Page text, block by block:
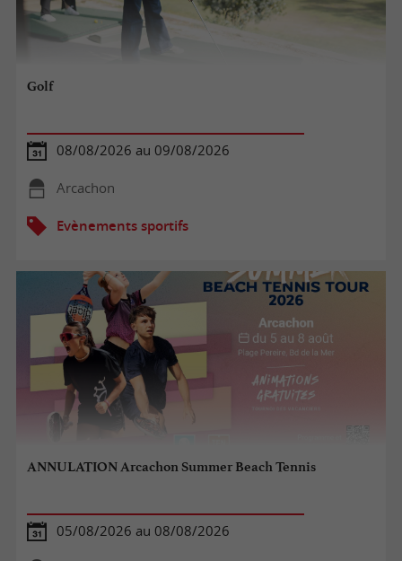
Golf
08/08/2026 au 09/08/2026
Arcachon
Evènements sportifs
ANNULATION Arcachon Summer Beach Tennis
05/08/2026 au 08/08/2026